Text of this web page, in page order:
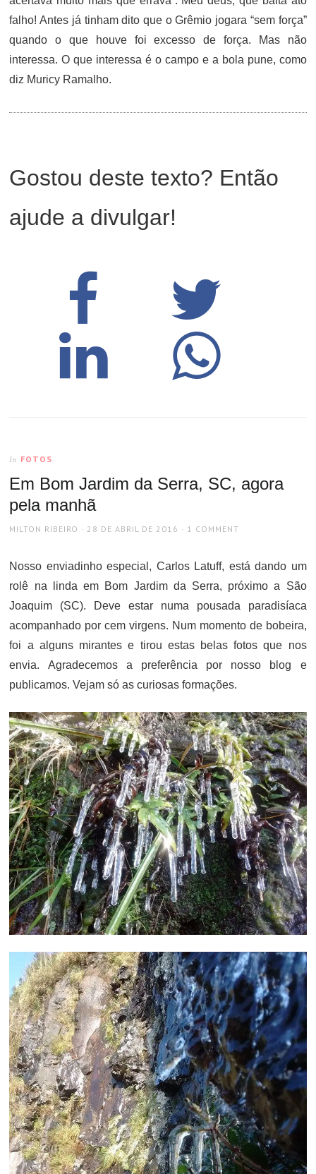
falho! Antes já tinham dito que o Grêmio jogara “sem força”
quando o que houve foi excesso de força. Mas não
interessa. O que interessa é o campo e a bola pune, como
diz Muricy Ramalho.
Gostou deste texto? Então
ajude a divulgar!
In FOTOS
Em Bom Jardim da Serra, SC, agora
pela manhã
AUTHOR
MILTON RIBEIRO
POSTED
28 DE ABRIL DE 2016 1 COMMENT
Nosso enviadinho especial, Carlos Latuff, está dando um
rolê na linda em Bom Jardim da Serra, próximo a São
Joaquim (SC). Deve estar numa pousada paradisíaca
acompanhado por cem virgens. Num momento de bobeira,
foi a alguns mirantes e tirou estas belas fotos que nos
envia. Agradecemos a preferência por nosso blog e
publicamos. Vejam só as curiosas formações.